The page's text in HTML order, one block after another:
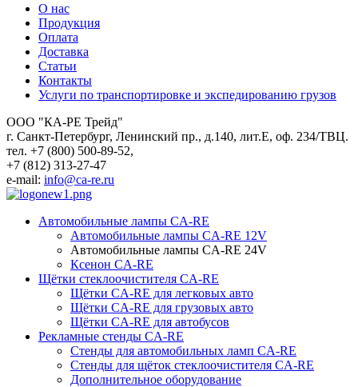
О нас
Продукция
Оплата
Доставка
Статьи
Контакты
Услуги по транспортировке и экспедированию грузов
ООО "КА-РЕ Трейд"
г. Санкт-Петербург, Ленинский пр., д.140, лит.Е, оф. 234/ТВЦ.
тел. +7 (800) 500-89-52,
+7 (812) 313-27-47
e-mail: info@ca-re.ru
Автомобильные лампы CA-RE
Автомобильные лампы CA-RE 12V
Автомобильные лампы CA-RE 24V
Ксенон CA-RE
Щётки стеклоочистителя CA-RE
Щётки CA-RE для легковых авто
Щётки CA-RE для грузовых авто
Щётки CA-RE для автобусов
Рекламные стенды CA-RE
Стенды для автомобильных ламп CA-RE
Стенды для щёток стеклоочистителя CA-RE
Дополнительное оборудование